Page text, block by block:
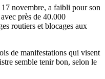
novembre, a faibli pour son
près de 40.000
routiers et blocages aux
de manifestations qui visent
semble tenir bon, selon le